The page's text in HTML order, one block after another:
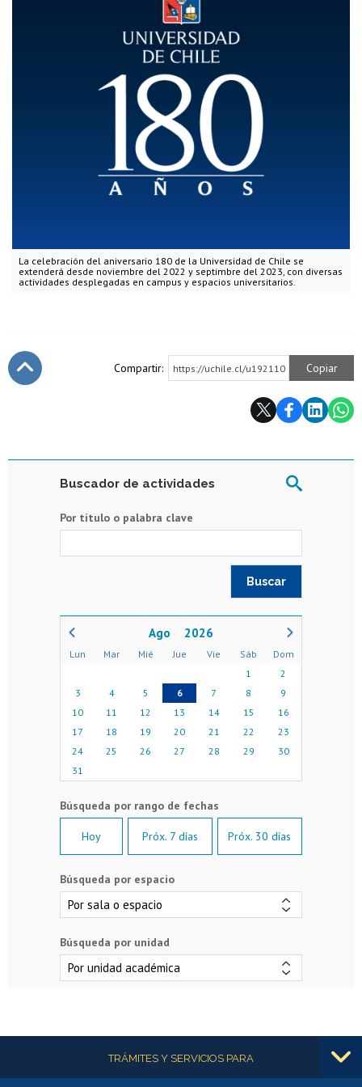
La celebración del aniversario 180 de la Universidad de Chile se
extenderá desde noviembre del 2022 y septimbre del 2023, con diversas
actividades desplegadas en campus y espacios universitarios.
Compartir: https://uchile.cl/u192110 Copiar
Buscador de actividades
Por título o palabra clave
2026
Lun Mar Mié Jue Vie Sáb
Dom
1
2
3
4 5 6 7 8
9
10
11 12 13 14 15
16
17
18 19 20 21 22
23
24
25 26 27 28 29
30
31
Hoy Próx. 7 días Próx. 30 días
Búsqueda por espacio
Búsqueda por unidad
Más informaciónTRÁMITES Y SERVICIOS PARA